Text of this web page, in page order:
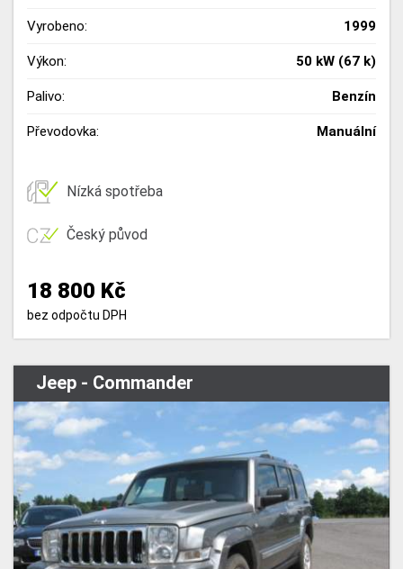
Vyrobeno: 1999
Výkon: 50 kW (67 k)
Palivo: Benzín
Převodovka: Manuální
Nízká spotřeba
Český původ
18 800 Kč
bez odpočtu DPH
Jeep - Commander